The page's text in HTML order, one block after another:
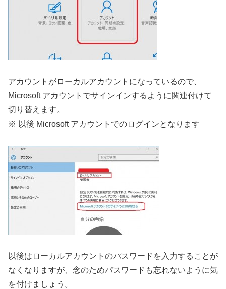
アカウントがローカルアカウントになっているので、
Microsoft アカウントでサインインするように関連付けて
切り替えます。
※ 以後 Microsoft アカウントでのログインとなります
以後はローカルアカウントのパスワードを入力することが
なくなりますが、念のためパスワードも忘れないように気
を付けましょう。